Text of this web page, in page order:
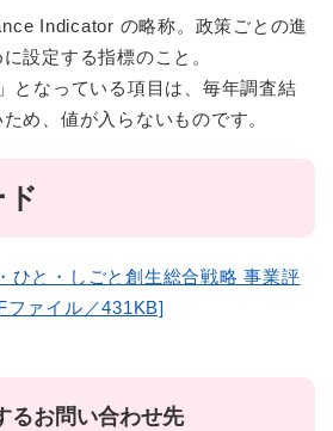
Indicator の略称。政策ごとの進
設定する指標のこと。
となっている項目は、毎年調査結
め、値が入らないものです。
ひと・しごと創生総合戦略 事業評
ァイル／431KB]
るお問い合わせ先